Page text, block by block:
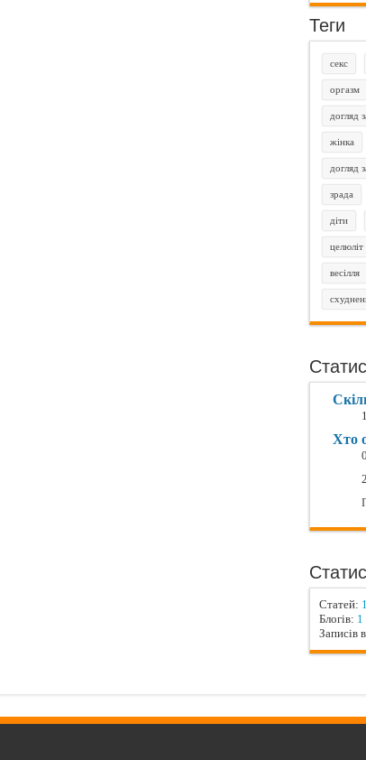
Теги
секс
оргазм
догляд
жінка
догляд
зрада
діти
целюліт
весілля
Хто
Статей:
Блогів: 1
Записів